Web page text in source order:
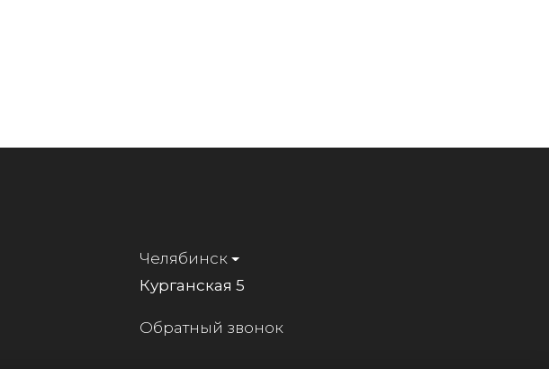
Челябинск
Курганская 5
Обратный звонок